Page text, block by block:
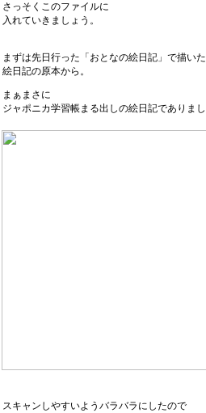
さっそくこのファイルに
入れていきましょう。
まずは先日行った「おとなの絵日記」で描いた
絵日記の原本から。
まぁまさに
ジャポニカ学習帳まる出しの絵日記でありま
スキャンしやすいようバラバラにしたので